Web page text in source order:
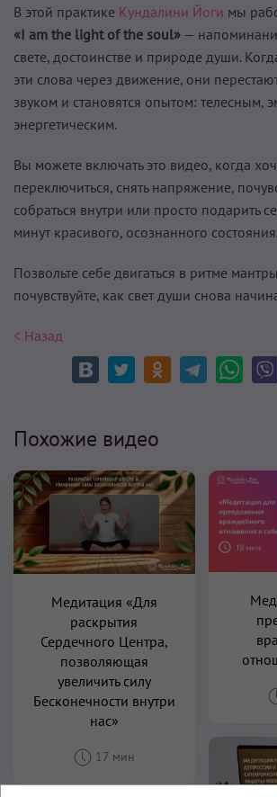
В этой практике Кундалини Йоги мы
«I am the light of the soul» —
свете, достоинстве и природе души.
эти слова через движение, они
звуком и становятся опытом: телесным,
энергетическим.
Вы можете включать это видео, когда
переключиться, снять напряжение,
собраться внутри или просто подарить
минут красивого, осознанного
Позвольте себе двигаться в ритме
почувствуйте, как свет души снова
< Назад
Похожие видео
Медитация «Для
раскрытия
Сердечного Центра,
позволяющая
увеличить силу
Бесконечности внутри
нас»
17 мин